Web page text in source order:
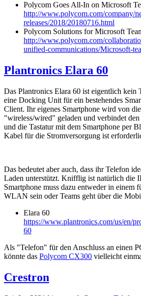
Polycom Goes All-In on Microsoft
http://www.polycom.com/company/
releases/2018/20180716.html
Polycom Solutions for Microsoft
http://www.polycom.com/
unified-communications/Microsoft-
Plantronics Elara 60
Das Plantronics Elara 60 ist eigentlich kein
eine Docking Unit für ein bestehendes
Client. Ihr eigenes Smartphone wird von
"wireless/wired" geladen und verbindet
und die Tastatur mit dem Smartphone per
Kabel für die Stromversorgung ist
Das bedeutet aber auch, dass ihr Telefon
Laden unterstützt. Knifflig ist natürlich die
Smartphone muss dazu entweder in einem
WLAN sein oder Teams geht über die
Elara 60
https://www.plantronics.com/us/en/
60
Als "Telefon" für den Anschluss an einen
könnte das Polycom CX300 vielleicht
Crestron